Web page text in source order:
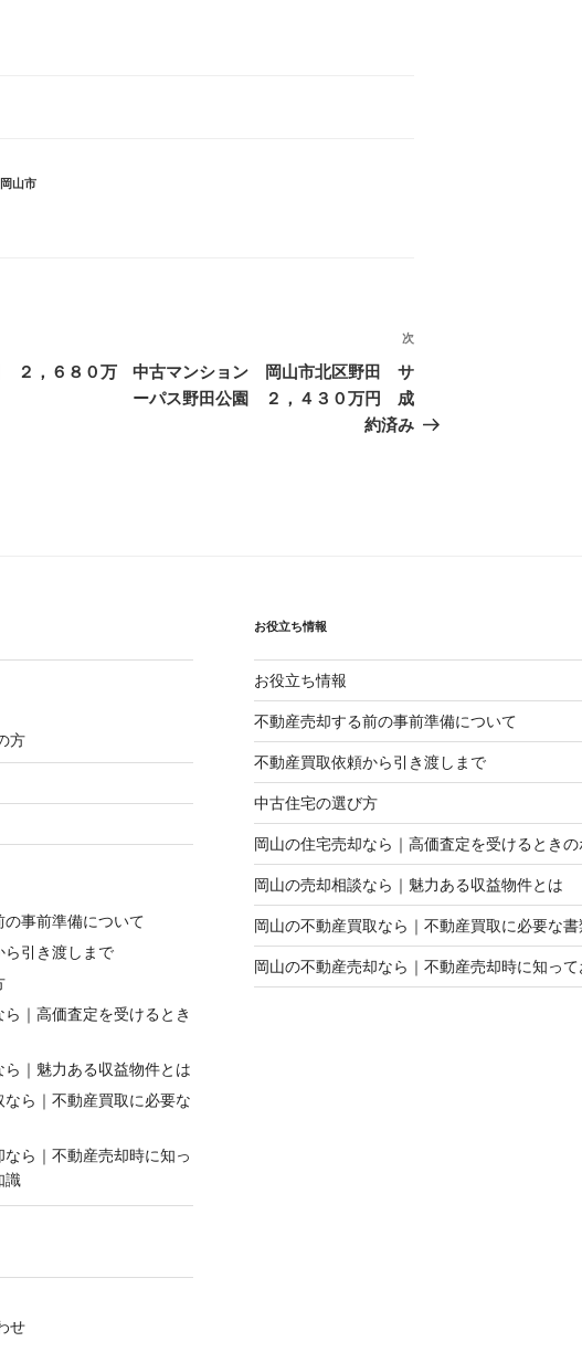
岡山市
２，６８０万
次
の
投
稿
次
中古マンション 岡山市北区野田 サ
ーパス野田公園 ２，４３０万円 成
約済み
方
事前準備について
ら引き渡しまで
ら｜高価査定を受けるとき
ら｜魅力ある収益物件とは
なら｜不動産買取に必要な
なら｜不動産売却時に知っ
識
せ
お役立ち情報
お役立ち情報
不動産売却する前の事前準備について
不動産買取依頼から引き渡しまで
中古住宅の選び方
岡山の住宅売却なら｜高価査定を受けるとき
岡山の売却相談なら｜魅力ある収益物件とは
岡山の不動産買取なら｜不動産買取に必要な書
岡山の不動産売却なら｜不動産売却時に知っ